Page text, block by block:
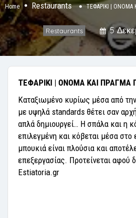
Home Restaurants ΤΕΦΑΡΙΚΙ | ΟΝΟΜΑ
Restaurants 5
ΤΕΦΑΡΙΚΙ | ΟΝΟΜΑ ΚΑΙ ΠΡΑΓΜΑ
Καταξιωμένο κυρίως μέσα από
με υψηλά standards θέτει σαν
απλά δημιουργεί… Η σπάλα και η
επιλεγμένη και κόβεται μέσα στο
μπουκιά είναι πλούσια και
επεξεργασίας. Προτείνεται αφού
Estiatoria.gr